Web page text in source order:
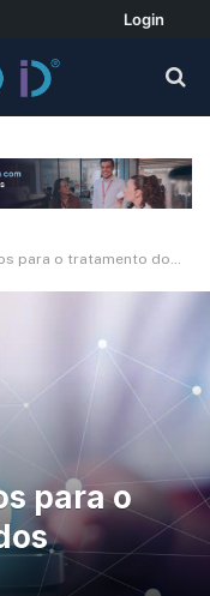
Login
tratamento dos dados pessoais?
para o